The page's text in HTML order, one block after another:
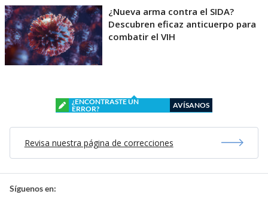
¿Nueva arma contra el SIDA?
Descubren eficaz anticuerpo para
combatir el VIH
¿ENCONTRASTE UN
ERROR?
AVÍSANOS
Revisa nuestra página de correcciones
Síguenos en: